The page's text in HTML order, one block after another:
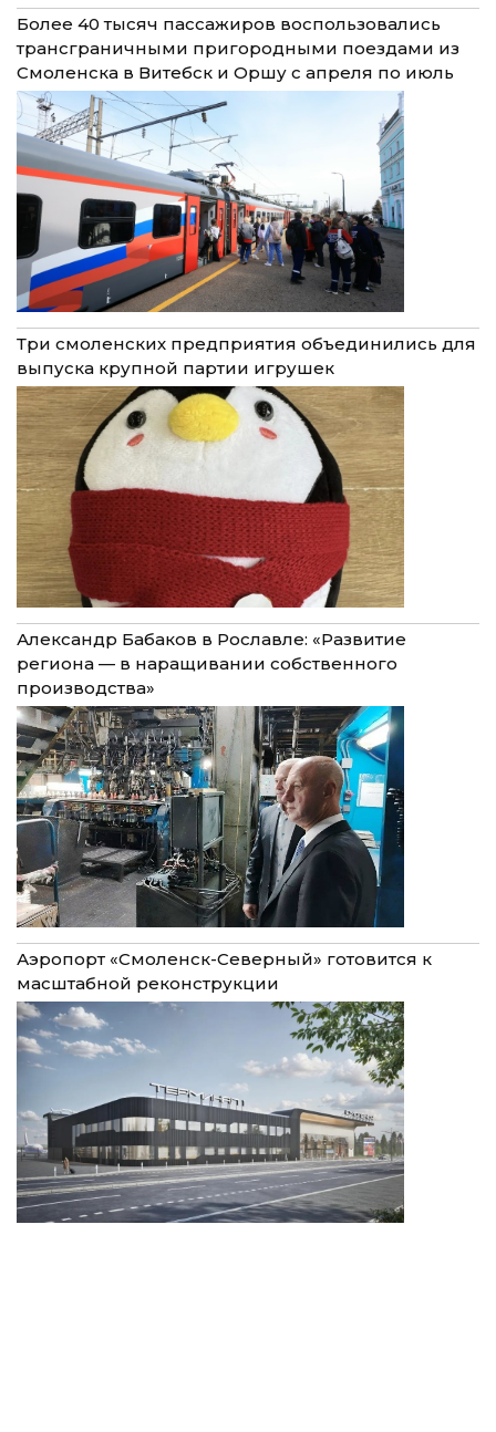
Более 40 тысяч пассажиров воспользовались
трансграничными пригородными поездами из
Смоленска в Витебск и Оршу с апреля по июль
Три смоленских предприятия объединились для
выпуска крупной партии игрушек
Александр Бабаков в Рославле: «Развитие
региона — в наращивании собственного
производства»
Аэропорт «Смоленск-Северный» готовится к
масштабной реконструкции